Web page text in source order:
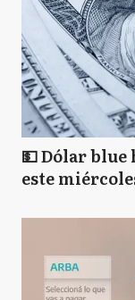
💵 Dólar
este